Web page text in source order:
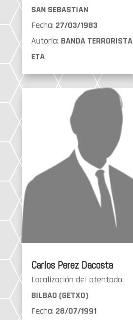
SAN SEBASTIAN
Fecha: 27/03/1983
Autoría: BANDA TERRORISTA
ETA
Carlos Perez Dacosta
Localización del atentado:
BILBAO (GETXO)
Fecha: 28/07/1991